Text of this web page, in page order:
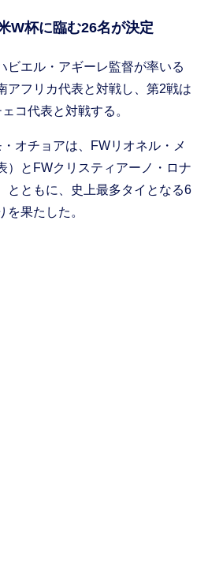
W杯に臨む26名が決定
エル・アギーレ監督が率いる
アフリカ代表と対戦し、第2戦は
コ代表と対戦する。
オチョアは、FWリオネル・メ
）とFWクリスティアーノ・ロナ
とともに、史上最多タイとなる6
を果たした。